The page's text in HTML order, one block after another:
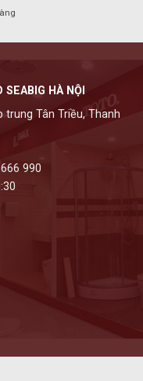
HÀ NỘI
Tân Triều, Thanh
990